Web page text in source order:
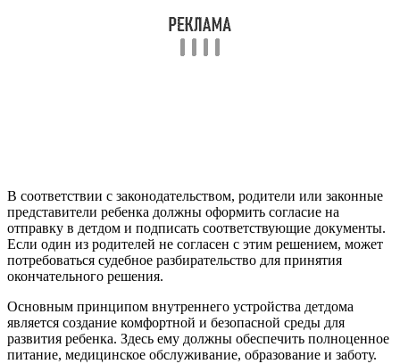
В соответствии с законодательством, родители или законные
представители ребенка должны оформить согласие на
отправку в детдом и подписать соответствующие документы.
Если один из родителей не согласен с этим решением, может
потребоваться судебное разбирательство для принятия
окончательного решения.
Основным принципом внутреннего устройства детдома
является создание комфортной и безопасной среды для
развития ребенка. Здесь ему должны обеспечить полноценное
питание, медицинское обслуживание, образование и заботу.